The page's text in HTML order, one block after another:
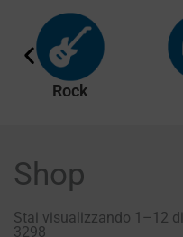
Rock
Shop
Stai visualizzando 1–12 di
3298